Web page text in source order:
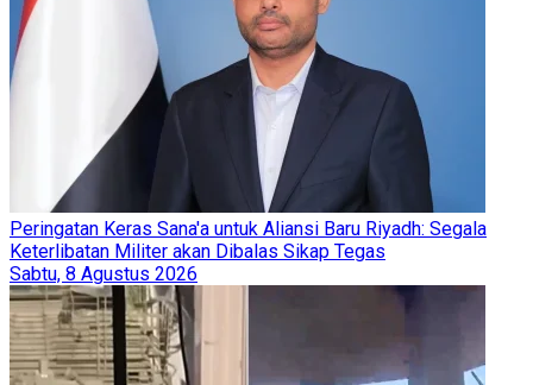
Peringatan Keras Sana'a untuk Aliansi Baru Riyadh: Segala
Keterlibatan Militer akan Dibalas Sikap Tegas
Sabtu, 8 Agustus 2026